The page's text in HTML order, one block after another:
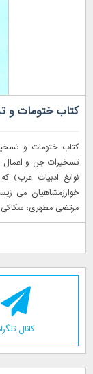
کتاب ختومات و
کتاب ختومات و
تسخیرات جن و اعمال
نوابغ ادبیات عرب)
خوارزمشاهیان می
مرتضی مطهری: سکاکی
کانال